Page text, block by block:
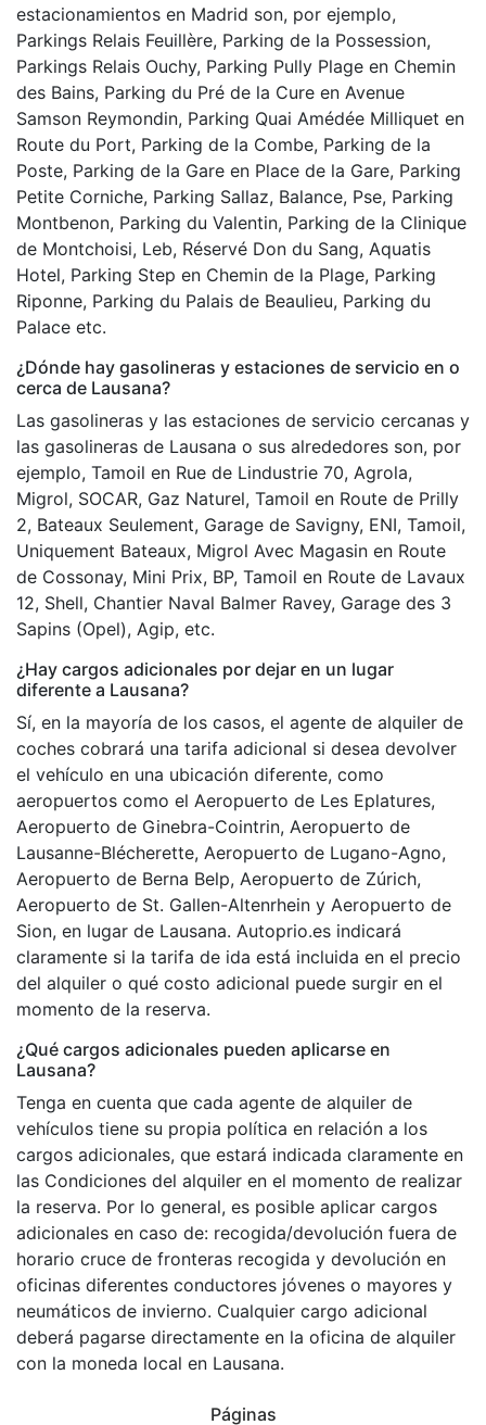
estacionamientos en Madrid son, por ejemplo,
Parkings Relais Feuillère, Parking de la Possession,
Parkings Relais Ouchy, Parking Pully Plage en Chemin
des Bains, Parking du Pré de la Cure en Avenue
Samson Reymondin, Parking Quai Amédée Milliquet en
Route du Port, Parking de la Combe, Parking de la
Poste, Parking de la Gare en Place de la Gare, Parking
Petite Corniche, Parking Sallaz, Balance, Pse, Parking
Montbenon, Parking du Valentin, Parking de la Clinique
de Montchoisi, Leb, Réservé Don du Sang, Aquatis
Hotel, Parking Step en Chemin de la Plage, Parking
Riponne, Parking du Palais de Beaulieu, Parking du
Palace etc.
¿Dónde hay gasolineras y estaciones de servicio en o
cerca de Lausana?
Las gasolineras y las estaciones de servicio cercanas y
las gasolineras de Lausana o sus alrededores son, por
ejemplo, Tamoil en Rue de Lindustrie 70, Agrola,
Migrol, SOCAR, Gaz Naturel, Tamoil en Route de Prilly
2, Bateaux Seulement, Garage de Savigny, ENI, Tamoil,
Uniquement Bateaux, Migrol Avec Magasin en Route
de Cossonay, Mini Prix, BP, Tamoil en Route de Lavaux
12, Shell, Chantier Naval Balmer Ravey, Garage des 3
Sapins (Opel), Agip, etc.
¿Hay cargos adicionales por dejar en un lugar
diferente a Lausana?
Sí, en la mayoría de los casos, el agente de alquiler de
coches cobrará una tarifa adicional si desea devolver
el vehículo en una ubicación diferente, como
aeropuertos como el Aeropuerto de Les Eplatures,
Aeropuerto de Ginebra-Cointrin, Aeropuerto de
Lausanne-Blécherette, Aeropuerto de Lugano-Agno,
Aeropuerto de Berna Belp, Aeropuerto de Zúrich,
Aeropuerto de St. Gallen-Altenrhein y Aeropuerto de
Sion, en lugar de Lausana. Autoprio.es indicará
claramente si la tarifa de ida está incluida en el precio
del alquiler o qué costo adicional puede surgir en el
momento de la reserva.
¿Qué cargos adicionales pueden aplicarse en
Lausana?
Tenga en cuenta que cada agente de alquiler de
vehículos tiene su propia política en relación a los
cargos adicionales, que estará indicada claramente en
las Condiciones del alquiler en el momento de realizar
la reserva. Por lo general, es posible aplicar cargos
adicionales en caso de: recogida/devolución fuera de
horario cruce de fronteras recogida y devolución en
oficinas diferentes conductores jóvenes o mayores y
neumáticos de invierno. Cualquier cargo adicional
deberá pagarse directamente en la oficina de alquiler
con la moneda local en Lausana.
Páginas